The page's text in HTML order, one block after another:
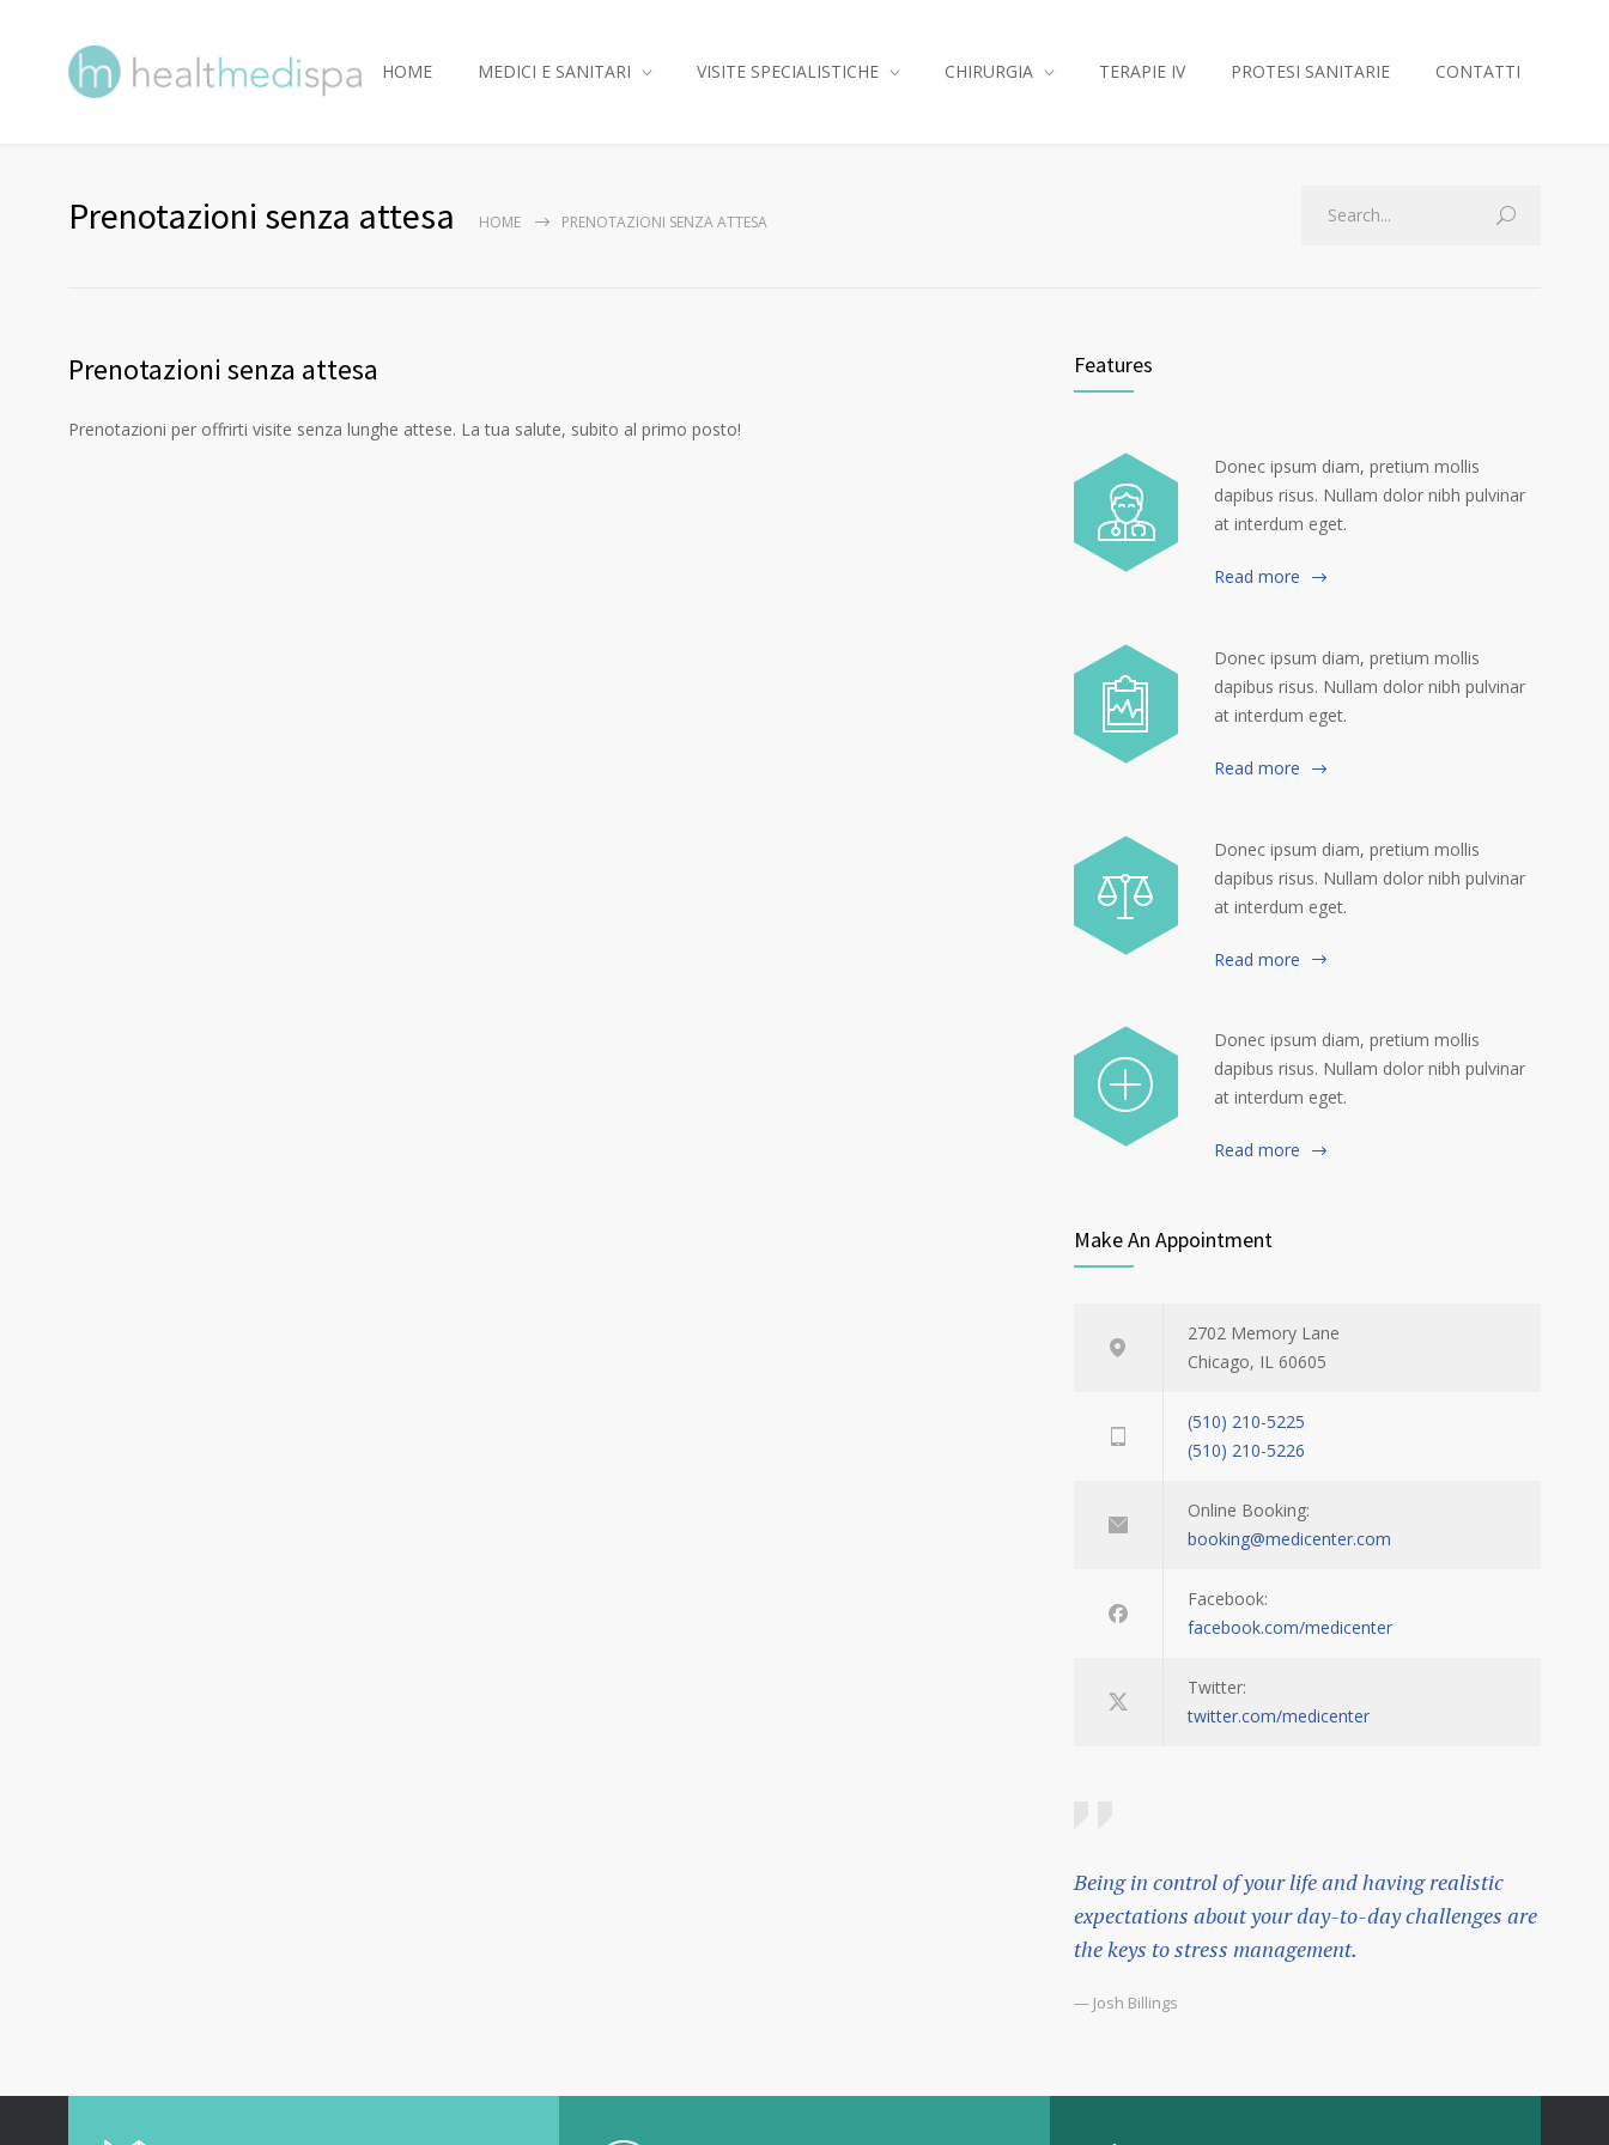
HOME MEDICI E SANITARI VISITE SPECIALISTICHE CHIRURGIA TERAPIE IV PROTESI SANITARIE CONTATTI
Prenotazioni senza attesa HOME PRENOTAZIONI SENZA ATTESA
Prenotazioni senza attesa
Prenotazioni per offrirti visite senza lunghe attese. La tua salute, subito al primo posto!
Features
Donec ipsum diam, pretium mollis
dapibus risus. Nullam dolor nibh pulvinar
at interdum eget.
Read more
Donec ipsum diam, pretium mollis
dapibus risus. Nullam dolor nibh pulvinar
at interdum eget.
Read more
Donec ipsum diam, pretium mollis
dapibus risus. Nullam dolor nibh pulvinar
at interdum eget.
Read more
Donec ipsum diam, pretium mollis
dapibus risus. Nullam dolor nibh pulvinar
at interdum eget.
Read more
Make An Appointment
2702 Memory Lane
Chicago, IL 60605
(510) 210-5225
(510) 210-5226
Online Booking:
booking@medicenter.com
Facebook:
facebook.com/medicenter
Twitter:
twitter.com/medicenter
Being in control of your life and having realistic
expectations about your day-to-day challenges are
the keys to stress management.
— Josh Billings